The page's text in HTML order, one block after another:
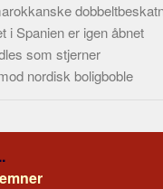
i Spanien er igen åbnet
som stjerner
nordisk boligboble